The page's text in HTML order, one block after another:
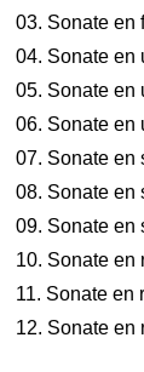
03. Sonate en
04. Sonate en
05. Sonate en
06. Sonate en
07. Sonate en
08. Sonate en
09. Sonate en
10. Sonate en
11. Sonate en
12. Sonate en